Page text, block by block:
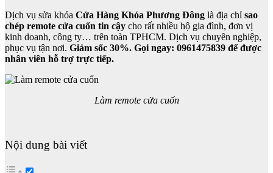
Dịch vụ sửa khóa Cửa Hàng Khóa Phương Đông là địa chỉ sao
chép remote cửa cuốn tin cậy cho rất nhiều hộ gia đình, đơn vị
kinh doanh, công ty… trên toàn TPHCM. Dịch vụ chuyên nghiệp,
phục vụ tận nơi. Giảm sốc 30%. Gọi ngay: 0961475839 để được
nhân viên hỗ trợ trực tiếp.
Làm remote cửa cuốn
Nội dung bài viết